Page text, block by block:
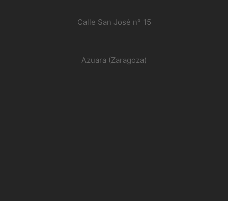
Calle San José nº 15
Azuara (Zaragoza)